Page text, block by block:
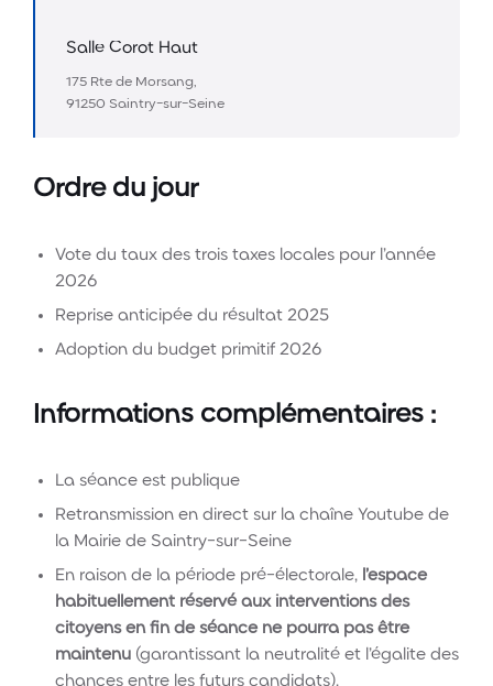
Salle Corot Haut
175 Rte de Morsang,
91250 Saintry-sur-Seine
Ordre du jour
Vote du taux des trois taxes locales pour l’année
2026
Reprise anticipée du résultat 2025
Adoption du budget primitif 2026
Informations complémentaires :
La séance est publique
Retransmission en direct sur la chaîne Youtube de
la Mairie de Saintry-sur-Seine
En raison de la période pré-électorale, l’espace
habituellement réservé aux interventions des
citoyens en fin de séance ne pourra pas être
maintenu (garantissant la neutralité et l’égalite des
chances entre les futurs candidats).